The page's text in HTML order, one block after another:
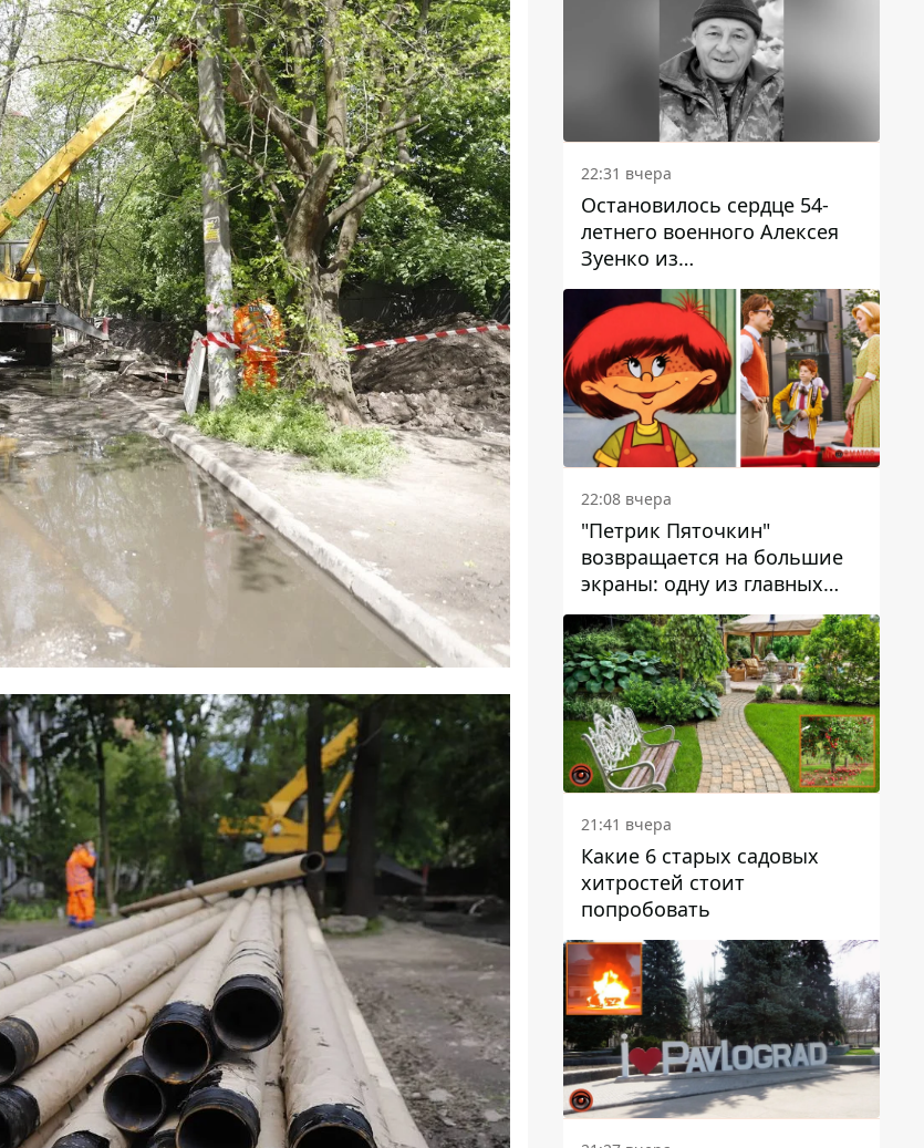
22:31 вчера
Остановилось сердце 54-
летнего военного Алексея
Зуенко из
Днепропетровской области
22:08 вчера
"Петрик Пяточкин"
возвращается на большие
экраны: одну из главных
ролей сыграет 9-летний
днепрянин Александр
Войтеховский
21:41 вчера
Какие 6 старых садовых
хитростей стоит
попробовать